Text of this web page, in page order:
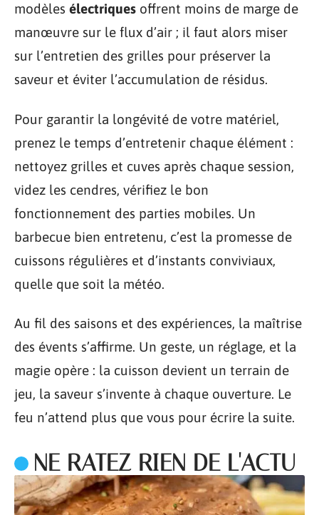
modèles électriques offrent moins de marge de
manœuvre sur le flux d’air ; il faut alors miser
sur l’entretien des grilles pour préserver la
saveur et éviter l’accumulation de résidus.
Pour garantir la longévité de votre matériel,
prenez le temps d’entretenir chaque élément :
nettoyez grilles et cuves après chaque session,
videz les cendres, vérifiez le bon
fonctionnement des parties mobiles. Un
barbecue bien entretenu, c’est la promesse de
cuissons régulières et d’instants conviviaux,
quelle que soit la météo.
Au fil des saisons et des expériences, la maîtrise
des évents s’affirme. Un geste, un réglage, et la
magie opère : la cuisson devient un terrain de
jeu, la saveur s’invente à chaque ouverture. Le
feu n’attend plus que vous pour écrire la suite.
NE RATEZ RIEN DE L'ACTU